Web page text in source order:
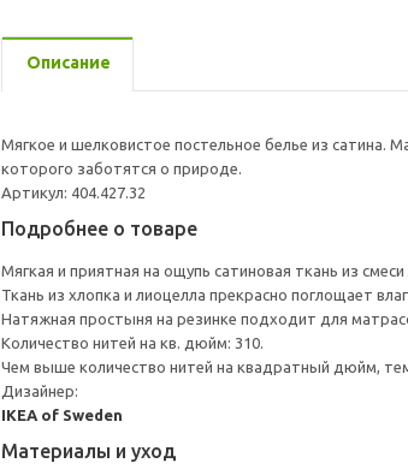
Описание
Мягкое и шелковистое постельное белье из сатина.
которого заботятся о природе.
Артикул: 404.427.32
Подробнее о товаре
Мягкая и приятная на ощупь сатиновая ткань из
Ткань из хлопка и лиоцелла прекрасно поглощает
Натяжная простыня на резинке подходит для
Количество нитей на кв. дюйм: 310.
Чем выше количество нитей на квадратный дюйм,
Дизайнер:
IKEA of Sweden
Материалы и уход